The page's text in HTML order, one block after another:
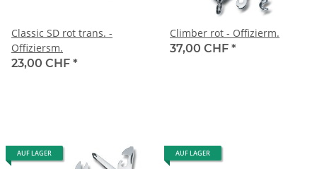
Classic SD rot trans. -
Offiziersm.
23,00 CHF *
Climber rot - Offizierm.
37,00 CHF *
AUF LAGER AUF LAGER